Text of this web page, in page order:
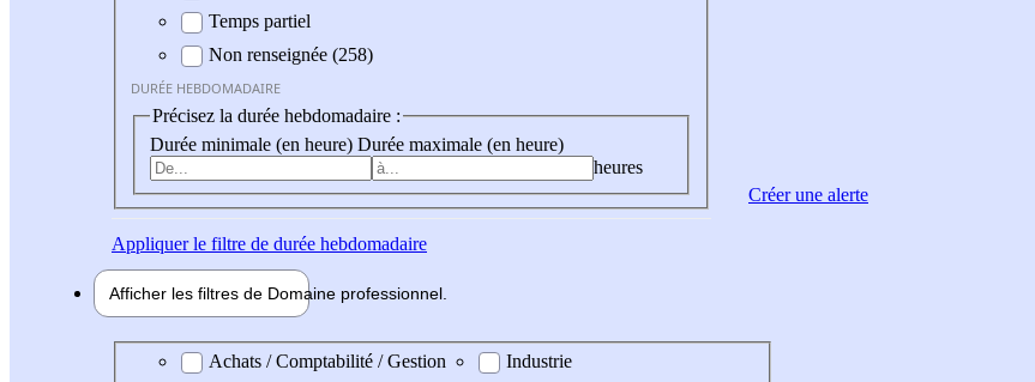
Temps partiel
Non renseignée (258)
DURÉE HEBDOMADAIRE
Précisez la durée hebdomadaire :
Durée minimale (en heure) Durée maximale (en heure)
heures
Appliquerle filtre de durée hebdomadaire
Afficher les filtres de Domaine professionnel
Domaine professionel
Achats / Comptabilité / Gestion
Industrie
Créer une alerte